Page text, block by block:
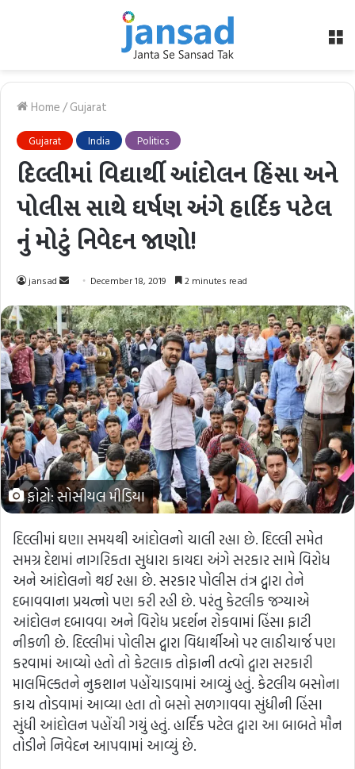
Home/Gujarat
Gujarat India Politics
દિલ્લીમાં વિદ્યાર્થી આંદોલન હિંસા અને
પોલીસ સાથે ઘર્ષણ અંગે હાર્દિક પટેલ
નું મોટું નિવેદન જાણો!
jansad
Send
email
December 18, 2019 2 minutes read
ફોટો: સોસીયલ મીડિયા
દિલ્લીમાં ઘણા સમયથી આંદોલનો ચાલી રહ્યા છે. દિલ્લી સમેત
સમગ્ર દેશમાં નાગરિકતા સુધારા કાયદા અંગે સરકાર સામે વિરોધ
અને આંદોલનો થઈ રહ્યા છે. સરકાર પોલીસ તંત્ર દ્વારા તેને
દબાવવાના પ્રયત્નો પણ કરી રહી છે. પરંતુ કેટલીક જગ્યાએ
આંદોલન દબાવવા અને વિરોધ પ્રદર્શન રોકવામાં હિંસા ફાટી
નીકળી છે. દિલ્લીમાં પોલીસ દ્વારા વિદ્યાર્થીઓ પર લાઠીચાર્જ પણ
કરવામાં આવ્યો હતો તો કેટલાક તોફાની તત્વો દ્વારા સરકારી
માલમિલ્કતને નુકશાન પહોંચાડવામાં આવ્યું હતું. કેટલીય બસોના
કાચ તોડવામાં આવ્યા હતા તો બસો સળગાવવા સુંધીની હિંસા
સુંધી આંદોલન પહોંચી ગયું હતું. હાર્દિક પટેલ દ્વારા આ બાબતે મૌન
તોડીને નિવેદન આપવામાં આવ્યું છે.